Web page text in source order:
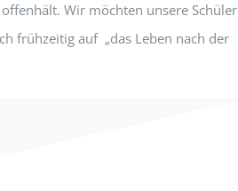
Wir möchten unsere Schüler
frühzeitig auf „das Leben nach der